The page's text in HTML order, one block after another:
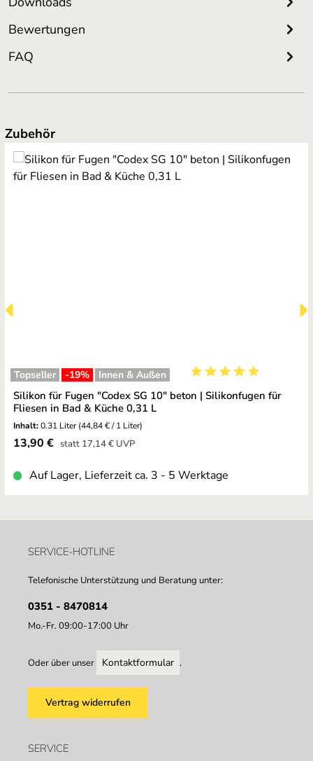
Bewertungen
FAQ
Produktgalerie überspringen
Zubehör
Topseller -19% Innen & Außen
Durchschnittliche
Silikon für Fugen "Codex SG 10" beton | Silikonfugen für
Fliesen in Bad & Küche 0,31 L
Inhalt:0.31 Liter(44,84 € / 1 Liter)
Verkaufspreis:
13,90 € statt Regulärer Preis:
17,14 €UVP
Auf Lager, Lieferzeit ca. 3 - 5 Werktage
SERVICE-HOTLINE
Telefonische Unterstützung und Beratung unter:
0351 - 8470814
Mo.-Fr. 09:00-17:00 Uhr
Oder über unser Kontaktformular .
Vertrag widerrufen
SERVICE